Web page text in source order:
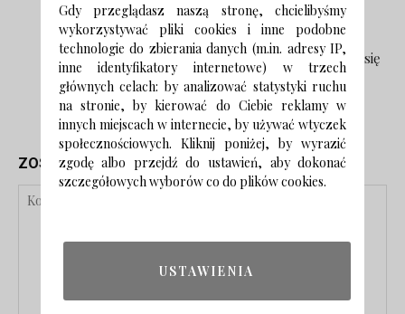
Monika
20 stycznia, 2020 W 3:37 pm
A w dodatku, w takich wnętrzach czujemy się
dużo lepiej:)
Odpowiedz
ZOSTAW ODPOWIEDŹ
Gdy przeglądasz naszą stronę, chcielibyśmy
wykorzystywać pliki cookies i inne podobne
technologie do zbierania danych (m.in. adresy IP,
inne identyfikatory internetowe) w trzech
głównych celach: by analizować statystyki ruchu
na stronie, by kierować do Ciebie reklamy w
innych miejscach w internecie, by używać wtyczek
społecznościowych. Kliknij poniżej, by wyrazić
zgodę albo przejdź do ustawień, aby dokonać
szczegółowych wyborów co do plików cookies.
USTAWIENIA